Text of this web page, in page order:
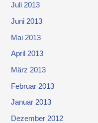
Juli 2013
Juni 2013
Mai 2013
April 2013
März 2013
Februar 2013
Januar 2013
Dezember 2012